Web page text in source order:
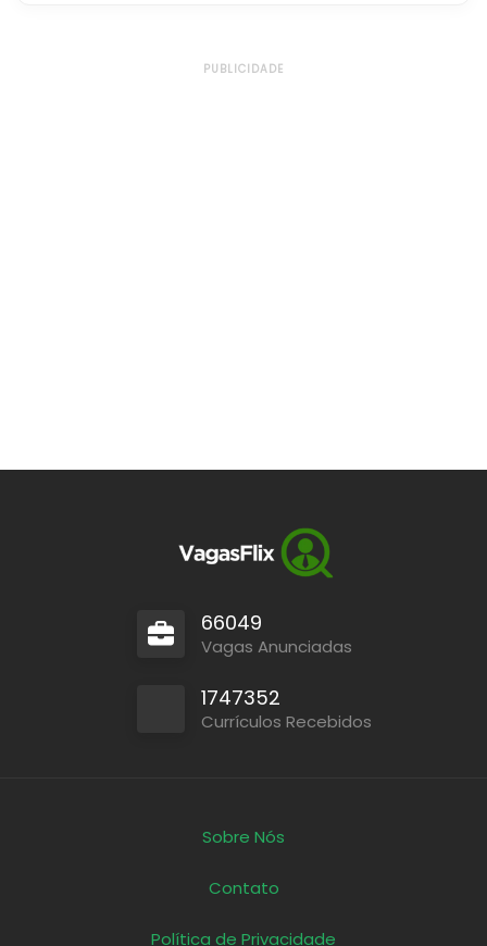
PUBLICIDADE
66049
Vagas Anunciadas
1747352
Currículos Recebidos
Sobre Nós
Contato
Política de Privacidade